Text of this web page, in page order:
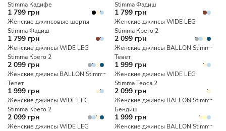
Stimma Кадифе
1 799 грн
Stimma Фадиш
1 799 грн
Женские джинсовые шорты
Stimma Фадиш
1 799 грн
Женские джинсы WIDE LEG
Stimma Крего 2
2 099 грн
Женские джинсы WIDE LEG
Stimma Крего 2
2 099 грн
Женские джинсы BALLON Stimma
Тевет
1 999 грн
Женские джинсы BALLON Stimma
Тевет
1 999 грн
Женские джинсы WIDE LEG
Stimma Теоса 2
2 099 грн
Женские джинсы WIDE LEG
Stimma Крего 2
2 099 грн
Женские джинсы BALLON Stimma
Бендиш
1 999 грн
Женские джинсы WIDE LEG
Женские джинсы BALLON Stimma